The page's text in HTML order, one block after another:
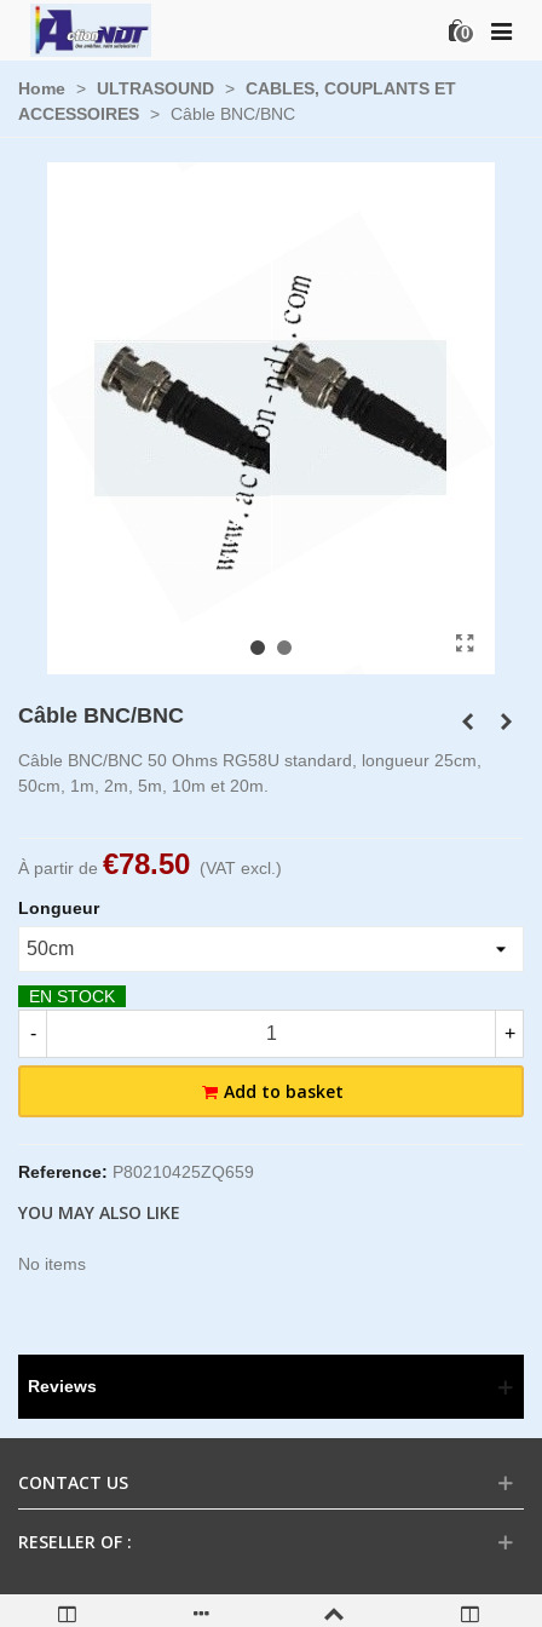
0
Home > ULTRASOUND > CABLES, COUPLANTS ET
ACCESSOIRES > Câble BNC/BNC
Câble BNC/BNC
Câble BNC/BNC 50 Ohms RG58U standard, longueur 25cm,
50cm, 1m, 2m, 5m, 10m et 20m.
À partir de €78.50 (VAT excl.)
Longueur
EN STOCK
- +
Add to basket
Reference: P80210425ZQ659
YOU MAY ALSO LIKE
No items
Reviews
CONTACT US
RESELLER OF :